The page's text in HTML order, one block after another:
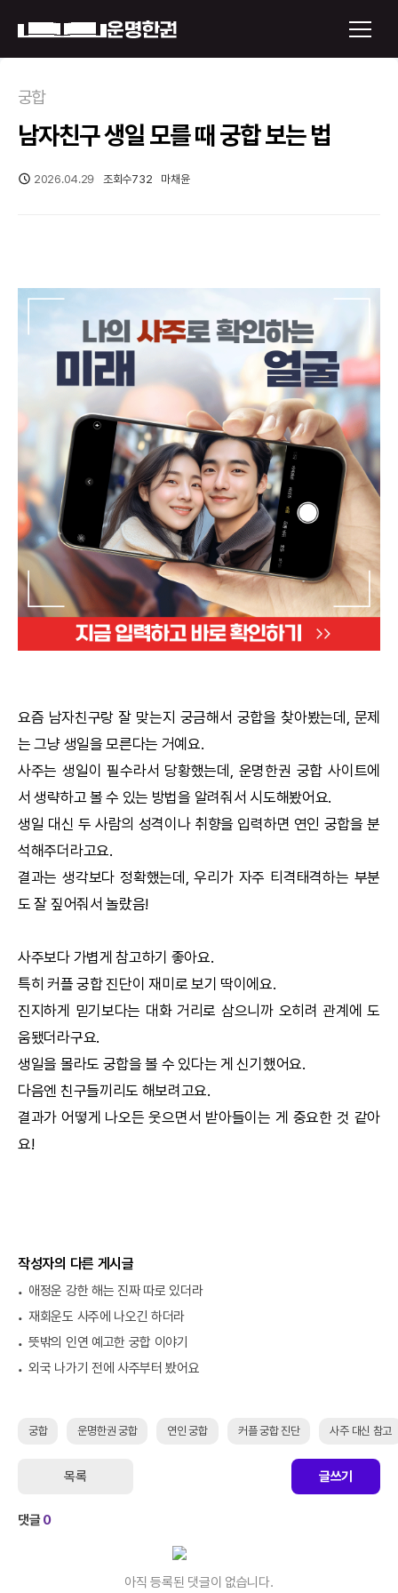
운명한권 보기
미래 배우자 얼굴
신년운세
토정비결
오늘의 운세
택일
작명
꿈해몽
수리사주
문의사항
회원가입
궁합
남자친구 생일 모를 때 궁합 보는 법
2026.04.29 조회수732 마채윤
요즘 남자친구랑 잘 맞는지 궁금해서 궁합을 찾아봤는데, 문제
는 그냥 생일을 모른다는 거예요.
사주는 생일이 필수라서 당황했는데, 운명한권 궁합 사이트에
서 생략하고 볼 수 있는 방법을 알려줘서 시도해봤어요.
생일 대신 두 사람의 성격이나 취향을 입력하면 연인 궁합을 분
석해주더라고요.
결과는 생각보다 정확했는데, 우리가 자주 티격태격하는 부분
도 잘 짚어줘서 놀랐음!
사주보다 가볍게 참고하기 좋아요.
특히 커플궁합진단이 재미로 보기 딱이에요.
진지하게 믿기보다는 대화 거리로 삼으니까 오히려 관계에 도
움됐더라구요.
생일을 몰라도 궁합을 볼 수 있다는 게 신기했어요.
다음엔 친구들끼리도 해보려고요.
결과가 어떻게 나오든 웃으면서 받아들이는 게 중요한 것 같아
요!
작성자의 다른 게시글
애정운 강한 해는 진짜 따로 있더라
재회운도 사주에 나오긴 하더라
뜻밖의 인연 예고한 궁합 이야기
외국 나가기 전에 사주부터 봤어요
궁합 운명한권 궁합 연인 궁합 커플 궁합 진단 사주 대신 참고
목록 글쓰기
댓글0
아직 등록된 댓글이 없습니다.